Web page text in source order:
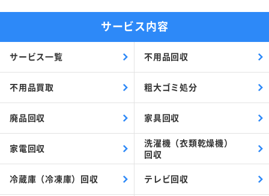
サービス内容
サービス一覧 不用品回収
不用品買取 粗大ゴミ処分
廃品回収 家具回収
家電回収
洗濯機（衣類乾燥機）
回収
冷蔵庫（冷凍庫）回収 テレビ回収